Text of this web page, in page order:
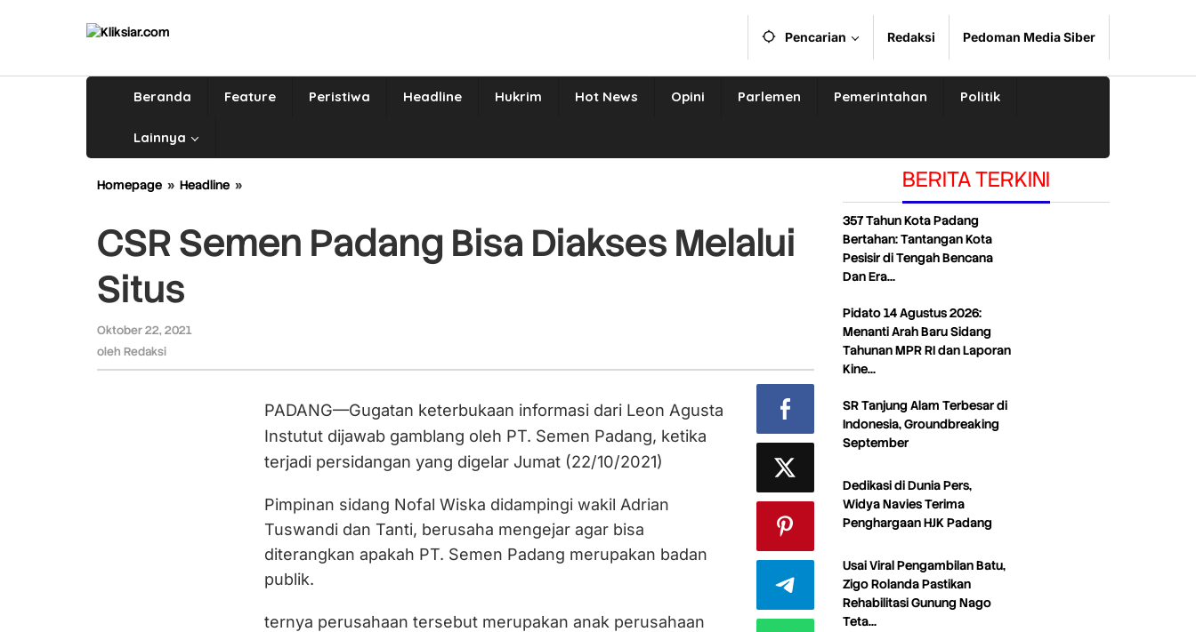
Pencarian Redaksi Pedoman Media Siber
Beranda Feature Peristiwa Headline Hukrim Hot News Opini Parlemen Pemerintahan Politik
Lainnya
Homepage » Headline »
Bisa
Diakses
CSR Semen Padang Bisa Diakses Melalui
Situs
Oktober 22, 2021
oleh Redaksi
PADANG—Gugatan keterbukaan informasi dari Leon Agusta
Instutut dijawab gamblang oleh PT. Semen Padang, ketika
terjadi persidangan yang digelar Jumat (22/10/2021)
Pimpinan sidang Nofal Wiska didampingi wakil Adrian
Tuswandi dan Tanti, berusaha mengejar agar bisa
diterangkan apakah PT. Semen Padang merupakan badan
publik.
ternya perusahaan tersebut merupakan anak perusahaan
BERITA TERKINI
357 Tahun Kota Padang
Bertahan: Tantangan Kota
Pesisir di Tengah Bencana
Dan Era…
Pidato 14 Agustus 2026:
Menanti Arah Baru Sidang
Tahunan MPR RI dan Laporan
Kine…
SR Tanjung Alam Terbesar di
Indonesia, Groundbreaking
September
Dedikasi di Dunia Pers,
Widya Navies Terima
Penghargaan HJK Padang
Usai Viral Pengambilan Batu,
Zigo Rolanda Pastikan
Rehabilitasi Gunung Nago
Teta…